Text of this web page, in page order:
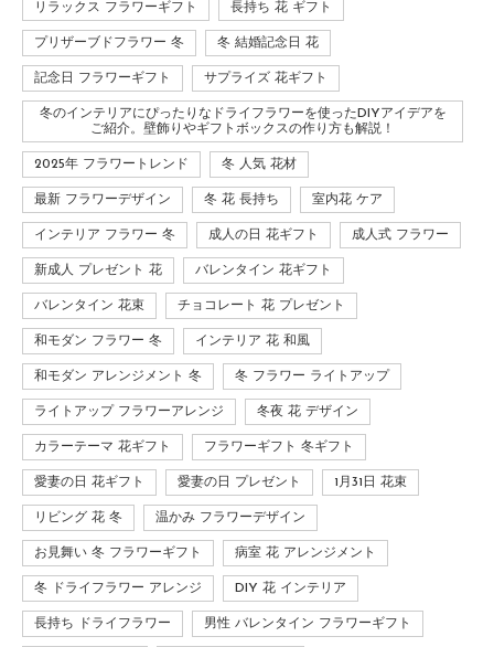
リラックス フラワーギフト 長持ち 花 ギフト
プリザーブドフラワー 冬 冬 結婚記念日 花
記念日 フラワーギフト サプライズ 花ギフト
冬のインテリアにぴったりなドライフラワーを使ったDIYアイデアを
ご紹介。壁飾りやギフトボックスの作り方も解説！
2025年 フラワートレンド 冬 人気 花材
最新 フラワーデザイン 冬 花 長持ち 室内花 ケア
インテリア フラワー 冬 成人の日 花ギフト 成人式 フラワー
新成人 プレゼント 花 バレンタイン 花ギフト
バレンタイン 花束 チョコレート 花 プレゼント
和モダン フラワー 冬 インテリア 花 和風
和モダン アレンジメント 冬 冬 フラワー ライトアップ
ライトアップ フラワーアレンジ 冬夜 花 デザイン
カラーテーマ 花ギフト フラワーギフト 冬ギフト
愛妻の日 花ギフト 愛妻の日 プレゼント 1月31日 花束
リビング 花 冬 温かみ フラワーデザイン
お見舞い 冬 フラワーギフト 病室 花 アレンジメント
冬 ドライフラワー アレンジ DIY 花 インテリア
長持ち ドライフラワー 男性 バレンタイン フラワーギフト